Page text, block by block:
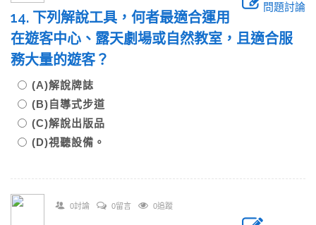
問題討論
14. 下列解說工具，何者最適合運用
在遊客中心、露天劇場或自然教室，且適合服
務大量的遊客？
(A)解說牌誌
(B)自導式步道
(C)解說出版品
(D)視聽設備。
0討論 0留言 0追蹤